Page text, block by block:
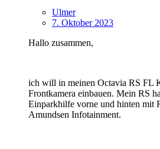
Ulmer
7. Oktober 2023
Hallo zusammen,
ich will in meinen Octavia RS FL
Frontkamera einbauen. Mein RS
Einparkhilfe vorne und hinten mit
Amundsen Infotainment.